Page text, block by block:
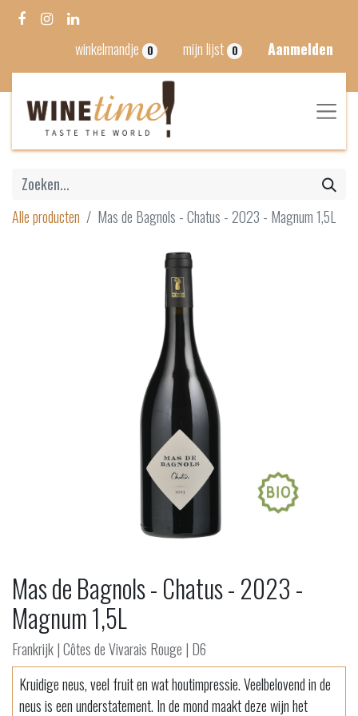
winkelmandje 0 mijn lijst 0 Aanmelden
Alle producten Mas de Bagnols - Chatus - 2023 - Magnum 1,5L
Mas de Bagnols - Chatus - 2023 -
Magnum 1,5L
Frankrijk | Côtes de Vivarais Rouge | D6
Kruidige neus, veel fruit en wat houtimpressie. Veelbelovend in de
neus is een understatement. In de mond maakt deze wijn het